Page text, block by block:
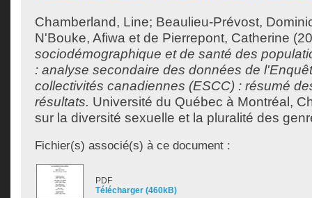
Chamberland, Line; Beaulieu-Prévost,
N'Bouke, Afiwa et de Pierrepont, Catherine
sociodémographique et de santé des
: analyse secondaire des données de
collectivités canadiennes (ESCC) : résumé
résultats. Université du Québec à Montréal,
sur la diversité sexuelle et la pluralité des
Fichier(s) associé(s) à ce document :
PDF
Télécharger (460kB)